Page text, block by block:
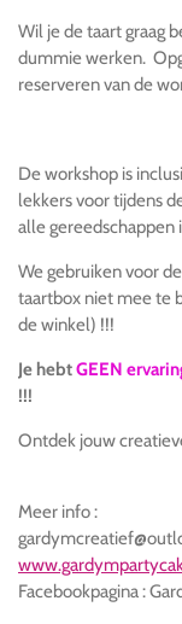
Wil je de taart graag
dummie werken.
reserveren van de
De workshop is
lekkers voor tijdens
alle gereedschappen
We gebruiken voor
taartbox niet mee te
de winkel) !!!
Je hebtGEEN
!!!
Ontdek jouw
Meer info :
Facebookpagina :